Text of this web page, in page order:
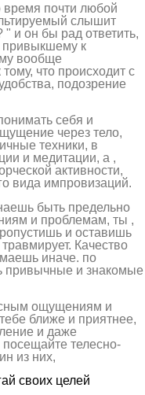
время почти любой
слышит
" и он бы рад ответить,
привыкшему к
вообще
что происходит с
подозрение
себя и
через тело,
техники, в
и медитации, а ,
активности,
вида импровизаций.
быть предельно
и проблемам, ты ,
и оставишь
Качество
иначе. по
привычные и знакомые
ощущениям и
ближе и приятнее,
и даже
телесно-
из них,
своих целей